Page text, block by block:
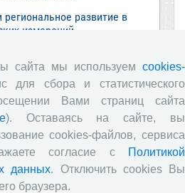
развитие в
измерений
«Вологодчина
промышленного
«Красный север», № 74, 11
сайта мы используем cookies-
для сбора и статистического
Вами страниц сайта
). Оставаясь на сайте, вы
cookies-файлов, сервиса
согласие с
Политикой
данных. Отключить cookies Вы
браузера.